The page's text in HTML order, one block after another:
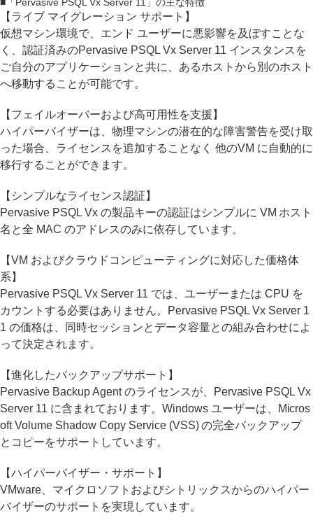
【ライブ マイグレーション サポート】
仮想マシン環境で、エンド ユーザーに悪影響を及ぼすことな
く、認証済みのPervasive PSQL Vx Server 11 インスタンスを
ご自分のアプリケーションと共に、あるホストから別のホスト
へ移動することが可能です。
【フェイルオーバーおよび高可用性を支援】
ハイパーバイザーは、物理マシンの潜在的な障害警告を受け取
った場合、ライセンスを追加することなく 他のVM に自動的に
移行することができます。
【シンプルなライセンス認証】
Pervasive PSQL Vx の製品キーの認証はシンプルに VM ホスト
名と全 MAC のアドレスのみに依存しています。
【VM およびクラウドコンピューティングに対応した価格体
系】
Pervasive PSQL Vx Server 11 では、ユーザーまたは CPU を
カウントする必要はありません。Pervasive PSQL Vx Server 1
1 の価格は、同時セッションとデータ容量との組み合わせによ
って決定されます。
【進化したバックアップサポート】
Pervasive Backup Agent のライセンスが、Pervasive PSQL Vx
Server 11 に含まれております。Windows ユーザーは、Micros
oft Volume Shadow Copy Service (VSS) の完全バックアップ
とコピーをサポートしています。
【ハイパーバイザー・サポート】
VMware、マイクロソフトおよびシトリックスからのハイパー
バイザーのサポートを実現しています。